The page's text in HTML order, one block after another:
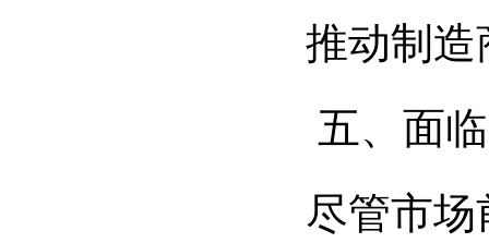
推动制造
五、面
尽管市